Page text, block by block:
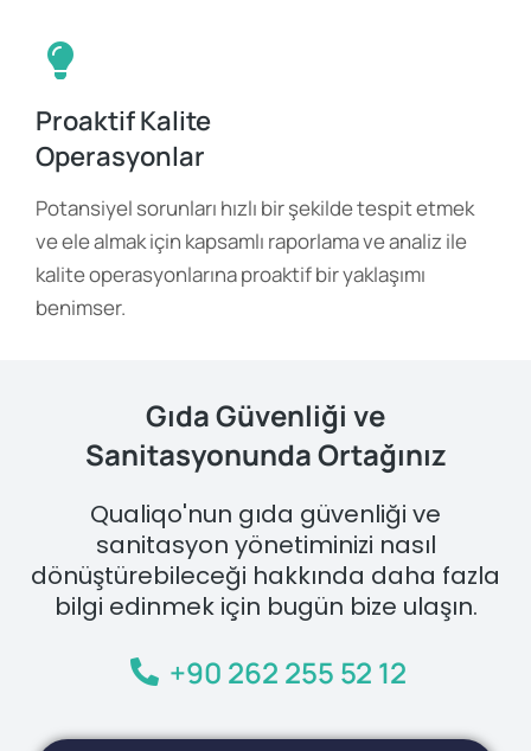
Proaktif Kalite
Operasyonlar
Potansiyel sorunları hızlı bir şekilde tespit etmek
ve ele almak için kapsamlı raporlama ve analiz ile
kalite operasyonlarına proaktif bir yaklaşımı
benimser.
Gıda Güvenliği ve
Sanitasyonunda Ortağınız
Qualiqo'nun gıda güvenliği ve
sanitasyon yönetiminizi nasıl
dönüştürebileceği hakkında daha fazla
bilgi edinmek için bugün bize ulaşın.
+90 262 255 52 12